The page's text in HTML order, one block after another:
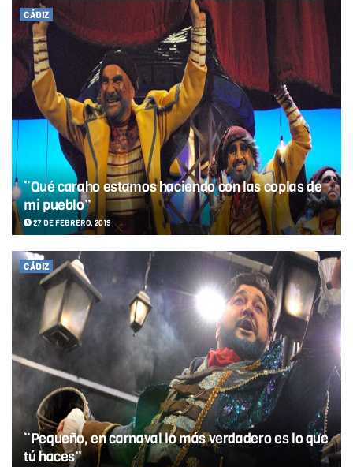
CÁDIZ
“Qué caraho estamos haciendo con las coplas de
mi pueblo”
27 DE FEBRERO, 2019
CÁDIZ
“Pequeño, en carnaval lo más verdadero es lo que
tú haces”